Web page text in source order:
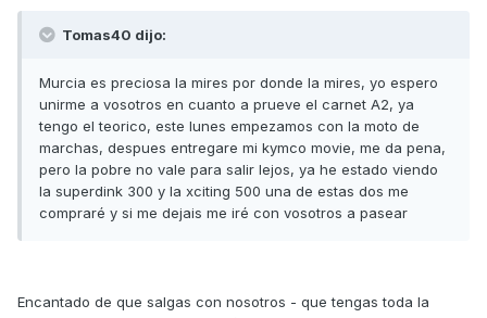
Tomas40 dijo:
Murcia es preciosa la mires por donde la mires, yo espero
unirme a vosotros en cuanto a prueve el carnet A2, ya
tengo el teorico, este lunes empezamos con la moto de
marchas, despues entregare mi kymco movie, me da pena,
pero la pobre no vale para salir lejos, ya he estado viendo
la superdink 300 y la xciting 500 una de estas dos me
compraré y si me dejais me iré con vosotros a pasear
Encantado de que salgas con nosotros - que tengas toda la